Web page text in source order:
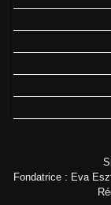
Fondatrice : Eva